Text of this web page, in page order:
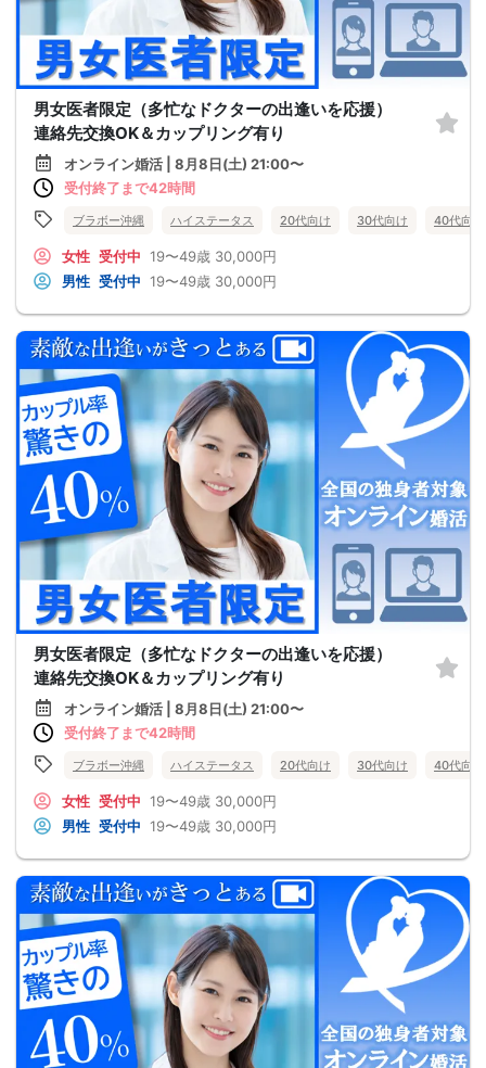
男女医者限定（多忙なドクターの出逢いを応援）
連絡先交換OK＆カップリング有り
オンライン婚活 | 8月8日(土) 21:00〜
受付終了まで42時間
ブラボー沖縄 ハイステータス 20代向け 30代向け 40代向け
女性 受付中 19〜49歳 30,000円
男性 受付中 19〜49歳 30,000円
男女医者限定（多忙なドクターの出逢いを応援）
連絡先交換OK＆カップリング有り
オンライン婚活 | 8月8日(土) 21:00〜
受付終了まで42時間
ブラボー沖縄 ハイステータス 20代向け 30代向け 40代向け
女性 受付中 19〜49歳 30,000円
男性 受付中 19〜49歳 30,000円